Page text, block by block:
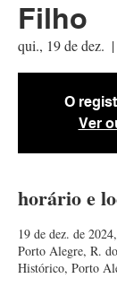
Filho
qui., 19 de dez.
  |
O
Ver
horário e
19 de dez. de
Porto Alegre, R.
Histórico, Porto